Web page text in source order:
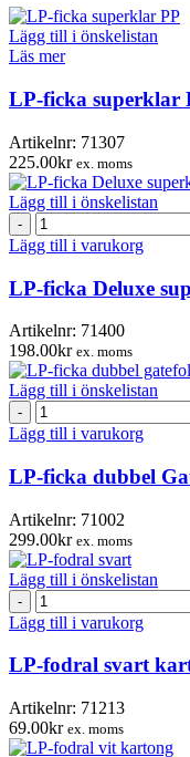
Lägg till i önskelistan
Läs mer
LP-ficka superklar
Artikelnr: 71307
225.00kr ex. moms
Lägg till i önskelistan
LP-
ficka
Deluxe
superklar
kraftig
PP
25-
pack
mängd
Lägg till i varukorg
LP-ficka Deluxe
Artikelnr: 71400
198.00kr ex. moms
Lägg till i önskelistan
LP-
ficka
dubbel
Gatefold
PVC
pack
mängd
Lägg till i varukorg
LP-ficka dubbel
Artikelnr: 71002
299.00kr ex. moms
Lägg till i önskelistan
LP-
fodral
svart
kartong
5-
pack
mängd
Lägg till i varukorg
LP-fodral svart
Artikelnr: 71213
69.00kr ex. moms